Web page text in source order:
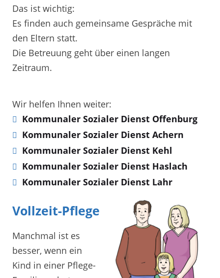
Das ist wichtig:
Es finden auch gemeinsame Gespräche mit
den Eltern statt.
Die Betreuung geht über einen langen
Zeitraum.
Wir helfen Ihnen weiter:
Kommunaler Sozialer Dienst Offenburg
Kommunaler Sozialer Dienst Achern
Kommunaler Sozialer Dienst Kehl
Kommunaler Sozialer Dienst Haslach
Kommunaler Sozialer Dienst Lahr
Vollzeit-Pflege
Manchmal ist es
besser, wenn ein
Kind in einer Pflege-